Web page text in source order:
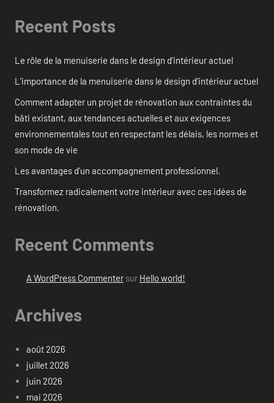
Recent Posts
Le rôle de la menuiserie dans le design d’intérieur actuel
L’importance de la menuiserie dans le design d’intérieur actuel
Comment adapter un projet de rénovation aux contraintes du
bâti existant, aux tendances actuelles et aux exigences
environnementales tout en respectant les délais, les normes et
son mode de vie
Les avantages d’un accompagnement professionnel.
Transformez radicalement votre intérieur avec ces idées de
rénovation.
Recent Comments
A WordPress Commentersur Hello world!
Archives
août 2026
juillet 2026
juin 2026
mai 2026